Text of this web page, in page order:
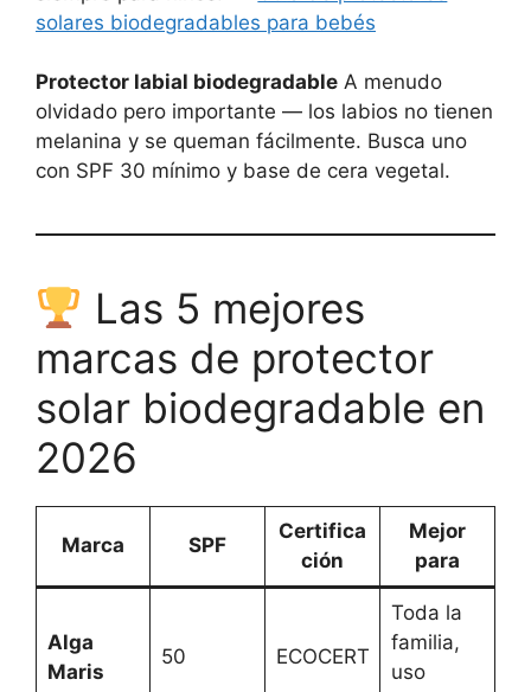
solares biodegradables para bebés
Protector labial biodegradable A menudo
olvidado pero importante — los labios no tienen
melanina y se queman fácilmente. Busca uno
con SPF 30 mínimo y base de cera vegetal.
Las 5 mejores
marcas de protector
solar biodegradable en
2026
Marca SPF
Certifica
ción
Mejor
para
Alga
Maris
50 ECOCERT
Toda la
familia,
uso